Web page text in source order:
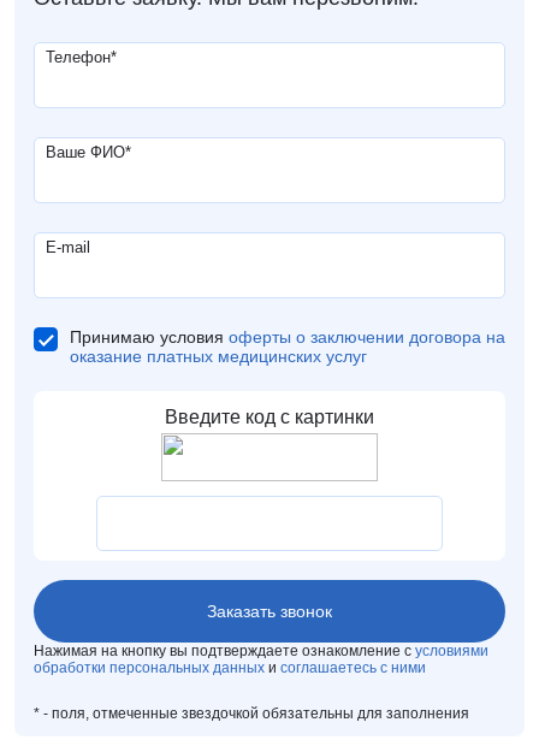
Телефон*
Ваше ФИО*
E-mail
Принимаю условия оферты о заключении договора на
оказание платных медицинских услуг
Нажимая на кнопку вы подтверждаете ознакомление с условиями
обработки персональных данных и соглашаетесь с ними
* - поля, отмеченные звездочкой обязательны для заполнения